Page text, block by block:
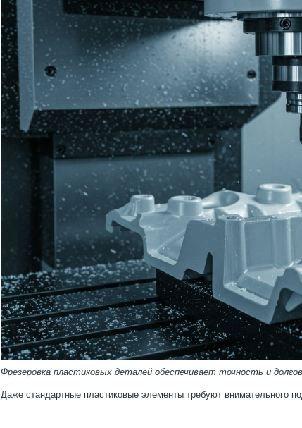
Фрезеровка пластиковых деталей обеспечивает точность и
Даже стандартные пластиковые элементы требуют внимательного